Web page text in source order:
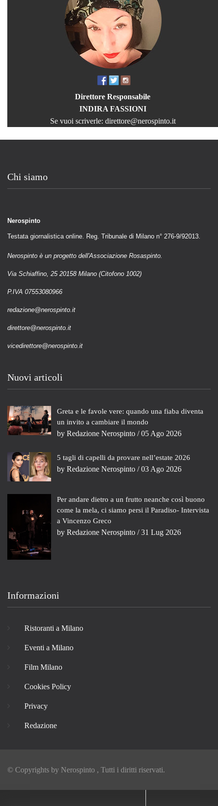
Direttore Responsabile
INDIRA FASSIONI
Se vuoi scriverle: direttore@nerospinto.it
Chi siamo
Nerospinto
Testata giornalistica online. Reg. Tribunale di Milano n° 276-9/92013.
Nerospinto è un progetto dell'Associazione Rosaspinto.
Via Schiaffino, 25 20158 Milano (Citofono 1002)
P.IVA 07553080966
redazione@nerospinto.it
direttore@nerospinto.it
vicedirettore@nerospinto.it
Nuovi articoli
Greta e le favole vere: quando una fiaba diventa
un invito a cambiare il mondo
by Redazione Nerospinto / 05 Ago 2026
5 tagli di capelli da provare nell’estate 2026
by Redazione Nerospinto / 03 Ago 2026
Per andare dietro a un frutto neanche così buono
come la mela, ci siamo persi il Paradiso- Intervista
a Vincenzo Greco
by Redazione Nerospinto / 31 Lug 2026
Informazioni
Ristoranti a Milano
Eventi a Milano
Film Milano
Cookies Policy
Privacy
Redazione
© Copyrights by Nerospinto , Tutti i diritti riservati.